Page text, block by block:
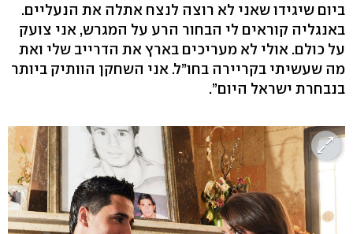
ביום שיגידו שאני לא רוצה לנצח אתלה את הנעליים.
באנגליה קוראים לי הבחור הרע על המגרש, אני צועק
על כולם. אולי לא מעריכים בארץ את הדרייב שלי ואת
מה שעשיתי בקריירה בחו”ל. אני השחקן הוותיק ביותר
בנבחרת ישראל היום”.